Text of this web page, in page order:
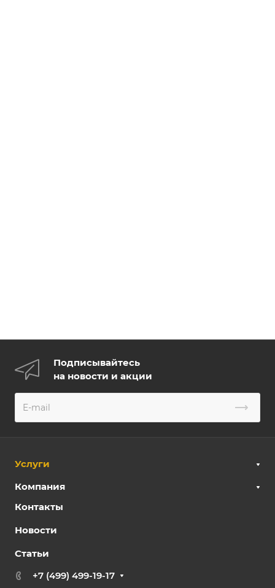
Подписывайтесь
на новости и акции
Услуги
Компания
Контакты
Новости
Статьи
+7 (499) 499-19-17